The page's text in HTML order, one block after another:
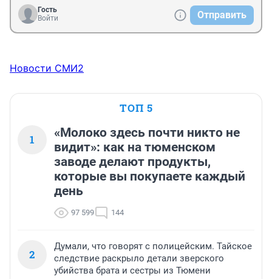
Гость
Войти
Отправить
Новости СМИ2
ТОП 5
1
«Молоко здесь почти никто не
видит»: как на тюменском
заводе делают продукты,
которые вы покупаете каждый
день
97 599 144
2
Думали, что говорят с полицейским. Тайское
следствие раскрыло детали зверского
убийства брата и сестры из Тюмени